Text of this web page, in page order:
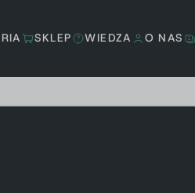
SKLEP WIEDZA O NAS